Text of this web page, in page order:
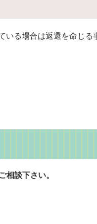
いる場合は返還を命じる
談下さい。